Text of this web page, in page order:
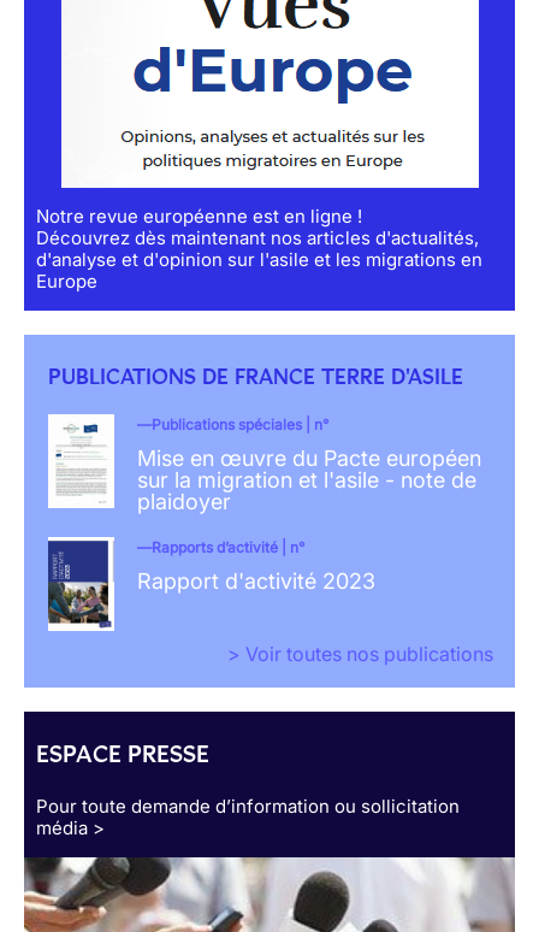
Notre revue européenne est en ligne !
Découvrez dès maintenant nos articles d'actualités,
d'analyse et d'opinion sur l'asile et les migrations en
Europe
PUBLICATIONS DE FRANCE TERRE D'ASILE
Publications spéciales | n°
Mise en œuvre du Pacte européen
sur la migration et l'asile - note de
plaidoyer
Rapports d’activité | n°
Rapport d'activité 2023
> Voir toutes nos publications
ESPACE PRESSE
Pour toute demande d’information ou sollicitation
média >